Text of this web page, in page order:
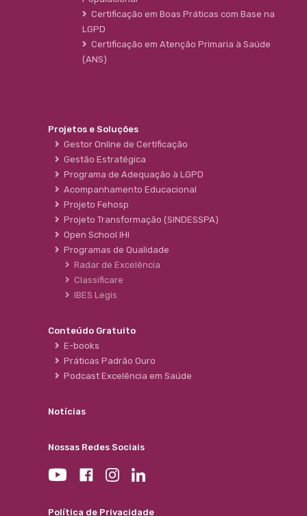
Certificação em Boas Práticas com Base na
LGPD
Certificação em Atenção Primaria à Saúde
(ANS)
Projetos e Soluções
Gestor Online de Certificação
Gestão Estratégica
Programa de Adequação à LGPD
Acompanhamento Educacional
Projeto Fehosp
Projeto Transformação (SINDESSPA)
Open School IHI
Programas de Qualidade
Radar de Excelência
Classificare
IBES Legis
Conteúdo Gratuito
E-books
Práticas Padrão Ouro
Podcast Excelência em Saúde
Notícias
Nossas Redes Sociais
Política de Privacidade